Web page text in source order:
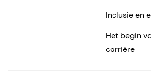
Inclusie en
Het begin
carrière